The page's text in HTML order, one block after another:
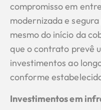
compromisso em
modernizada e
mesmo do início da
que o contrato prevê
investimentos ao
conforme
Investimentos em